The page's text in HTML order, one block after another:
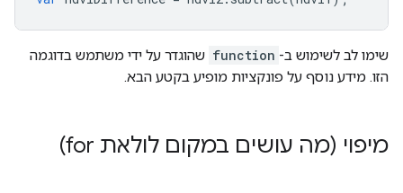
שימו לב לשימוש ב- function שהוגדר על ידי משתמש בדוגמה
הזו. מידע נוסף על פונקציות מופיע בקטע הבא.
מיפוי (מה עושים במקום לולאת for)